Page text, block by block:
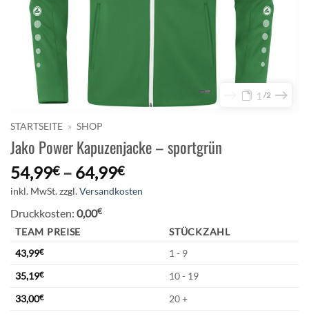
1 2
STARTSEITE » SHOP
Jako Power Kapuzenjacke – sportgrün
54,99€– 64,99€
inkl. MwSt.zzgl.Versandkosten
Druckkosten: 0,00€
TEAM PREISE
STÜCKZAHL
43,99€
1 - 9
35,19€
10 - 19
33,00€ 20 +